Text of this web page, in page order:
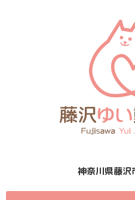
神奈川県藤